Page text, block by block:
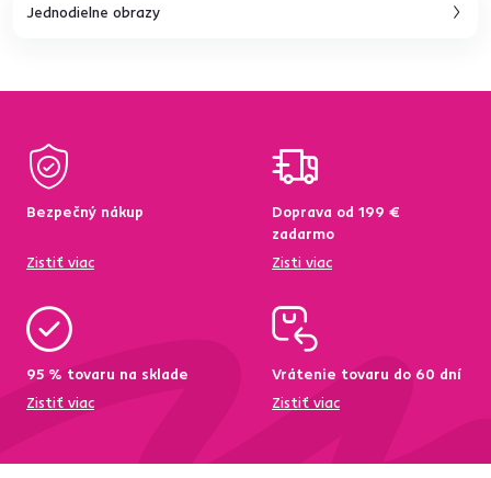
Jednodielne obrazy
Bezpečný nákup
Zistiť viac
Doprava od 199 €
zadarmo
Zisti viac
95 % tovaru na sklade
Zistiť viac
Vrátenie tovaru do 60 dní
Zistiť viac